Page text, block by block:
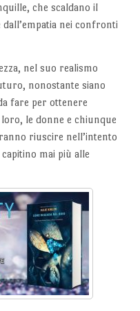
che scaldano il
nei confronti
nel suo realismo
nonostante siano
fare per ottenere
le donne e chiunque
riuscire nell’intento
mai più alle